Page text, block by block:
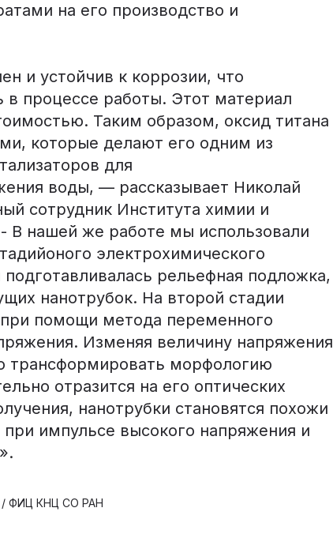
на его производство и
и устойчив к коррозии, что
в процессе работы. Этот материал
Таким образом, оксид титана
которые делают его одним из
для
воды, — рассказывает Николай
сотрудник Института химии и
В нашей же работе мы использовали
электрохимического
рельефная подложка,
нанотрубок. На второй стадии
помощи метода переменного
Изменяя величину напряжения
трансформировать морфологию
отразится на его оптических
нанотрубки становятся похожи
импульсе высокого напряжения и
/ ФИЦ КНЦ СО РАН